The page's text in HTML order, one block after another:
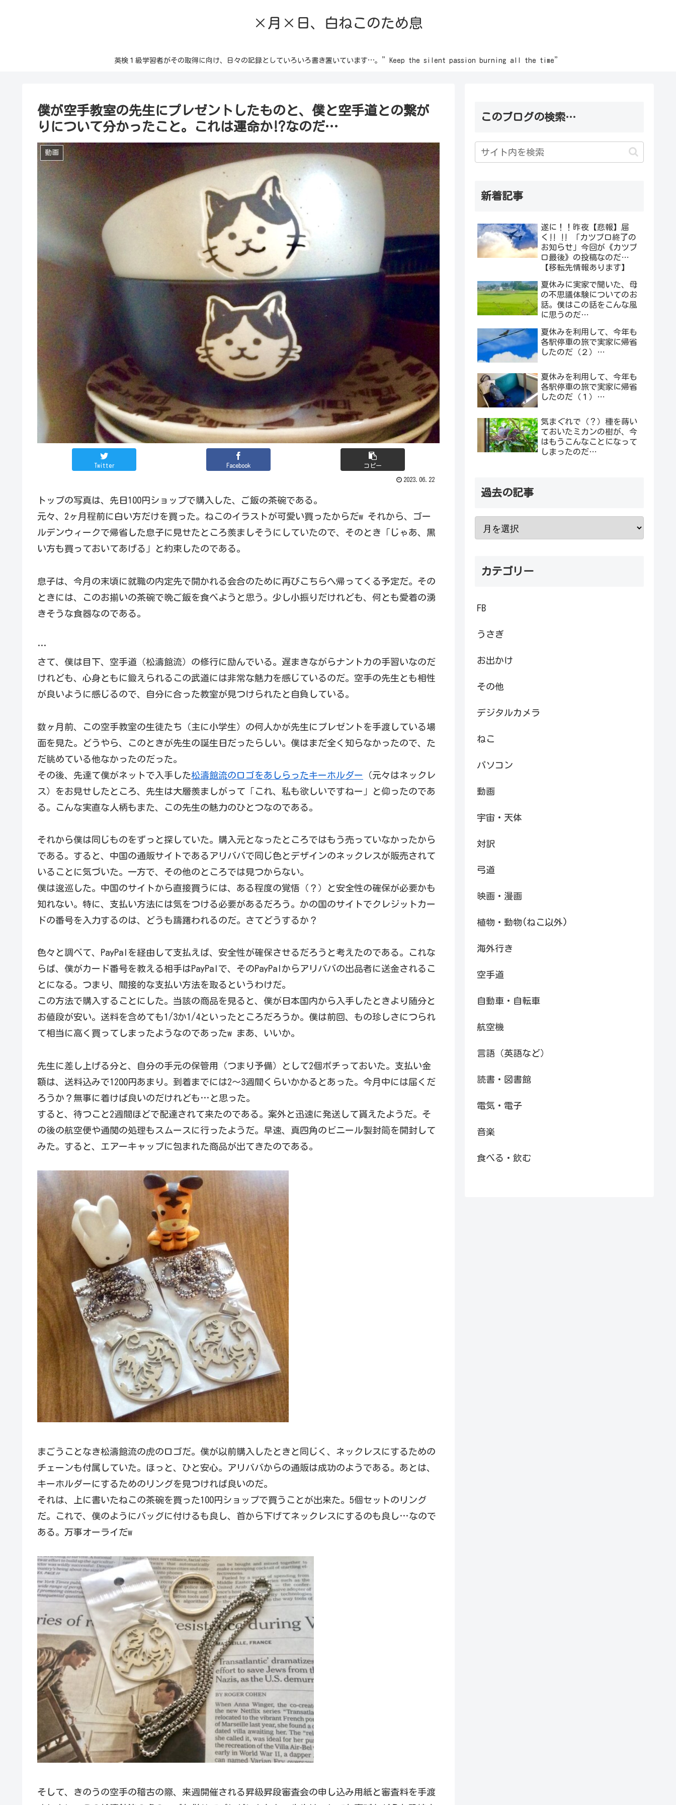
×月×日、白ねこのため息
英検１級学習者がその取得に向け、日々の記録としていろいろ書き置いています…。”Keep the silent passion burning all the time”
僕が空手教室の先生にプレゼントしたものと、僕と空手道との繋が
りについて分かったこと。これは運命か⁉︎なのだ…
動画
Twitter Facebook コピー
2023.06.22
トップの写真は、先日100円ショップで購入した、ご飯の茶碗である。
元々、2ヶ月程前に白い方だけを買った。ねこのイラストが可愛い買ったからだw それから、ゴー
ルデンウィークで帰省した息子に見せたところ羨ましそうにしていたので、そのとき「じゃあ、黒
い方も買っておいてあげる」と約束したのである。
息子は、今月の末頃に就職の内定先で開かれる会合のために再びこちらへ帰ってくる予定だ。その
ときには、このお揃いの茶碗で晩ご飯を食べようと思う。少し小振りだけれども、何とも愛着の湧
きそうな食器なのである。
…
さて、僕は目下、空手道（松濤館流）の修行に励んでいる。遅まきながらナントカの手習いなのだ
けれども、心身ともに鍛えられるこの武道には非常な魅力を感じているのだ。空手の先生とも相性
が良いように感じるので、自分に合った教室が見つけられたと自負している。
数ヶ月前、この空手教室の生徒たち（主に小学生）の何人かが先生にプレゼントを手渡している場
面を見た。どうやら、このときが先生の誕生日だったらしい。僕はまだ全く知らなかったので、た
だ眺めている他なかったのだった。
その後、先達て僕がネットで入手した松濤館流のロゴをあしらったキーホルダー
（元々はネックレ
ス）をお見せしたところ、先生は大層羨ましがって「これ、私も欲しいですねー」と仰ったのであ
る。こんな実直な人柄もまた、この先生の魅力のひとつなのである。
それから僕は同じものをずっと探していた。購入元となったところではもう売っていなかったから
である。すると、中国の通販サイトであるアリババで同じ色とデザインのネックレスが販売されて
いることに気づいた。一方で、その他のところでは見つからない。
僕は逡巡した。中国のサイトから直接買うには、ある程度の覚悟（？）と安全性の確保が必要かも
知れない。特に、支払い方法には気をつける必要があるだろう。かの国のサイトでクレジットカー
ドの番号を入力するのは、どうも躊躇われるのだ。さてどうするか？
色々と調べて、PayPalを経由して支払えば、安全性が確保させるだろうと考えたのである。これな
らば、僕がカード番号を教える相手はPayPalで、そのPayPalからアリババの出品者に送金されるこ
とになる。つまり、間接的な支払い方法を取るというわけだ。
この方法で購入することにした。当該の商品を見ると、僕が日本国内から入手したときより随分と
お値段が安い。送料を含めても1/3か1/4といったところだろうか。僕は前回、もの珍しさにつられ
て相当に高く買ってしまったようなのであったw まあ、いいか。
先生に差し上げる分と、自分の手元の保管用（つまり予備）として2個ポチっておいた。支払い金
額は、送料込みで1200円あまり。到着までには2〜3週間くらいかかるとあった。今月中には届くだ
ろうか？無事に着けば良いのだけれども…と思った。
すると、待つこと2週間ほどで配達されて来たのである。案外と迅速に発送して貰えたようだ。そ
の後の航空便や通関の処理もスムースに行ったようだ。早速、真四角のビニール製封筒を開封して
みた。すると、エアーキャップに包まれた商品が出てきたのである。
まごうことなき松濤館流の虎のロゴだ。僕が以前購入したときと同じく、ネックレスにするための
チェーンも付属していた。ほっと、ひと安心。アリババからの通販は成功のようである。あとは、
キーホルダーにするためのリングを見つければ良いのだ。
それは、上に書いたねこの茶碗を買った100円ショップで買うことが出来た。5個セットのリング
だ。これで、僕のようにバッグに付けるも良し、首から下げてネックレスにするのも良し…なので
ある。万事オーライだw
そして、きのうの空手の稽古の際、来週開催される昇級昇段審査会の申し込み用紙と審査料を手渡
このブログの検索…
新着記事
遂に！！昨夜【悲報】届
く‼︎ ‼︎ 「カツブロ終了の
お知らせ」今回が《カツブ
ロ最後》の投稿なのだ…
【移転先情報あります】
夏休みに実家で聞いた、母
の不思議体験についてのお
話。僕はこの話をこんな風
に思うのだ…
夏休みを利用して、今年も
各駅停車の旅で実家に帰省
したのだ（２）…
夏休みを利用して、今年も
各駅停車の旅で実家に帰省
したのだ（１）…
気まぐれで（？）種を蒔い
ておいたミカンの樹が、今
はもうこんなことになって
しまったのだ…
過去の記事
カテゴリー
FB
うさぎ
お出かけ
その他
デジタルカメラ
ねこ
パソコン
動画
宇宙・天体
対訳
弓道
映画・漫画
植物・動物(ねこ以外)
海外行き
空手道
自動車・自転車
航空機
言語（英語など）
読書・図書館
電気・電子
音楽
食べる・飲む